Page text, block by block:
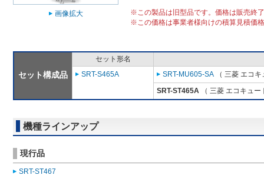
画像拡大
※この製品は旧型品です。価格は販売終
※この価格は事業者様向けの積算見積価
セット構成品
セット形名
SRT-S465A
SRT-MU605-SA （ 三菱 エコ
SRT-ST465A （ 三菱 エコキュ
機種ラインアップ
現行品
SRT-ST467